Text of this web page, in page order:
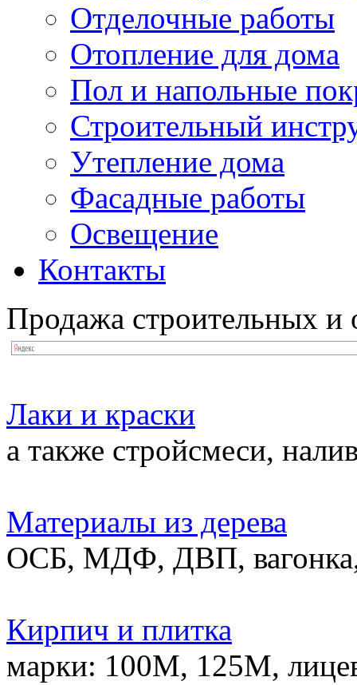
Отделочные работы
Отопление для дома
Пол и напольные
Строительный
Утепление дома
Фасадные работы
Освещение
Контакты
Продажа строительных и
Лаки и краски
а также стройсмеси,
Материалы из дерева
ОСБ, МДФ, ДВП,
Кирпич и плитка
марки: 100М, 125М,